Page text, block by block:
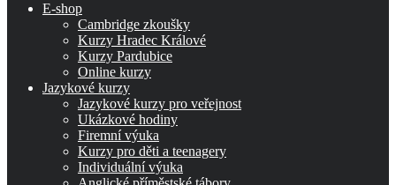
E-shop
Cambridge zkoušky
Kurzy Hradec Králové
Kurzy Pardubice
Online kurzy
Jazykové kurzy
Jazykové kurzy pro veřejnost
Ukázkové hodiny
Firemní výuka
Kurzy pro děti a teenagery
Individuální výuka